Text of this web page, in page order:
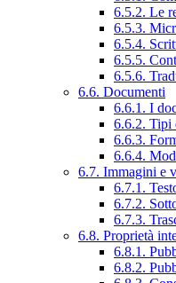
6.5.2. Le
6.5.3.
6.5.4.
6.5.5.
6.5.6.
6.6. Documenti
6.6.1. I
6.6.2. Tipi
6.6.3.
6.6.4.
6.7. Immagini e
6.7.1.
6.7.2.
6.7.3.
6.8. Proprietà
6.8.1.
6.8.2.